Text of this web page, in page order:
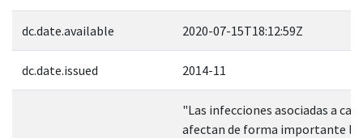
dc.date.available 2020-07-15T18:12:59Z
dc.date.issued 2014-11
"Las infecciones asociadas a
afectan de forma importante la